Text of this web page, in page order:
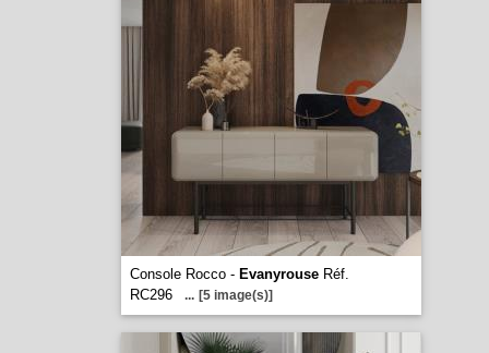
Console Rocco - EvanyrouseRéf.
RC296
... [5 image(s)]